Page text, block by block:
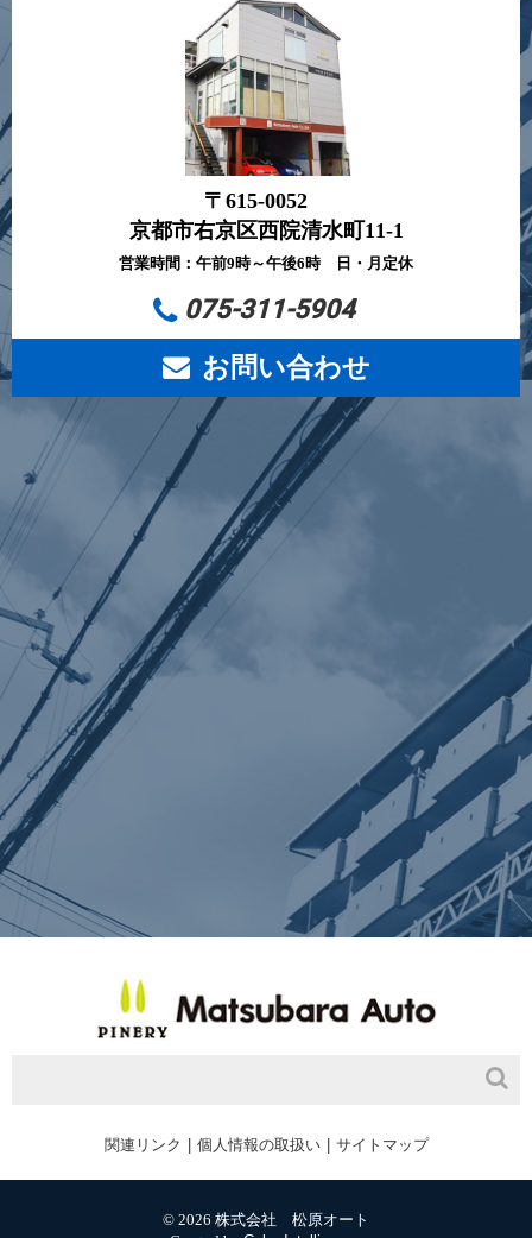
〒615-0052
京都市右京区西院清水町11-1
営業時間：午前9時～午後6時 日・月定休
075-311-5904
お問い合わせ
関連リンク 個人情報の取扱い サイトマップ
© 2026 株式会社 松原オート